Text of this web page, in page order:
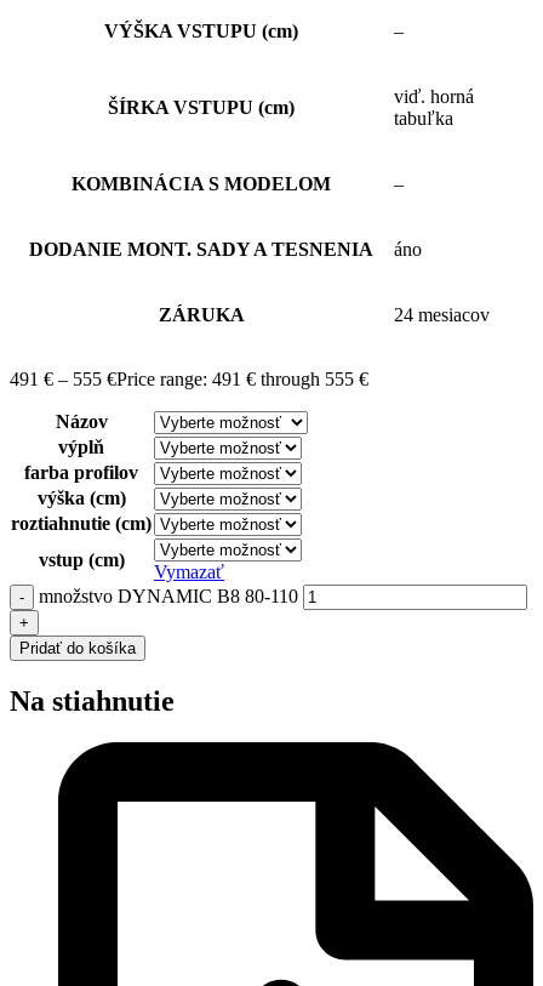
VÝŠKA VSTUPU (cm) –
ŠÍRKA VSTUPU (cm)
viď. horná
tabuľka
KOMBINÁCIA S MODELOM –
DODANIE MONT. SADY A TESNENIA áno
ZÁRUKA 24 mesiacov
491 € – 555 €Price range: 491 € through 555 €
Názov
výplň
farba profilov
výška (cm)
roztiahnutie (cm)
vstup (cm)
Vymazať
množstvo DYNAMIC B8 80-110
Pridať do košíka
Na stiahnutie